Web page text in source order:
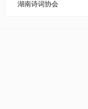
湖南诗词协会